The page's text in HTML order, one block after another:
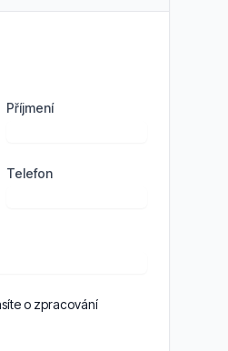
Příjmení
Telefon
o zpracování